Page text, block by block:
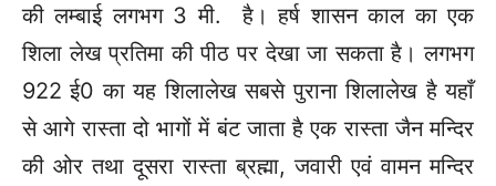
की लम्बाई लगभग 3 मी. है। हर्ष शासन काल का एक
शिला लेख प्रतिमा की पीठ पर देखा जा सकता है। लगभग
922 ई0 का यह शिलालेख सबसे पुराना शिलालेख है यहाँ
से आगे रास्ता दो भागों में बंट जाता है एक रास्ता जैन मन्दिर
की ओर तथा दूसरा रास्ता ब्रह्मा, जवारी एवं वामन मन्दिर